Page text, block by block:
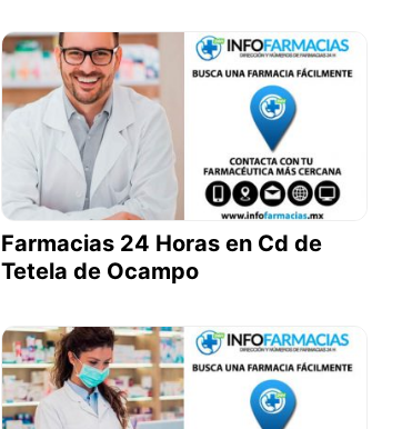
Farmacias 24 Horas en Cd de
Tetela de Ocampo